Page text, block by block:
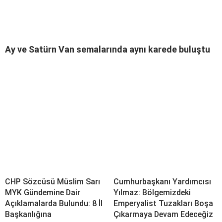
Ay ve Satürn Van semalarında aynı karede buluştu
CHP Sözcüsü Müslim Sarı
MYK Gündemine Dair
Açıklamalarda Bulundu: 8 İl
Başkanlığına
Cumhurbaşkanı Yardımcısı
Yılmaz: Bölgemizdeki
Emperyalist Tuzakları Boşa
Çıkarmaya Devam Edeceğiz